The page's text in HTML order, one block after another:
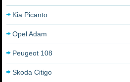
Kia Picanto
Opel Adam
Peugeot 108
Skoda Citigo